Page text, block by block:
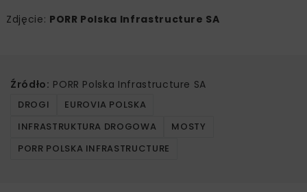
Zdjęcie: PORR Polska Infrastructure SA
Źródło: PORR Polska Infrastructure SA
DROGI
EUROVIA POLSKA
INFRASTRUKTURA DROGOWA
MOSTY
PORR POLSKA INFRASTRUCTURE